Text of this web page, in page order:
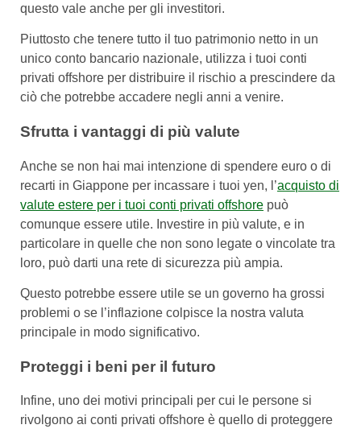
questo vale anche per gli investitori.
Piuttosto che tenere tutto il tuo patrimonio netto in un
unico conto bancario nazionale, utilizza i tuoi conti
privati offshore per distribuire il rischio a prescindere da
ciò che potrebbe accadere negli anni a venire.
Sfrutta i vantaggi di più valute
Anche se non hai mai intenzione di spendere euro o di
recarti in Giappone per incassare i tuoi yen, l’acquisto di
valute estere per i tuoi conti privati offshore può
comunque essere utile. Investire in più valute, e in
particolare in quelle che non sono legate o vincolate tra
loro, può darti una rete di sicurezza più ampia.
Questo potrebbe essere utile se un governo ha grossi
problemi o se l’inflazione colpisce la nostra valuta
principale in modo significativo.
Proteggi i beni per il futuro
Infine, uno dei motivi principali per cui le persone si
rivolgono ai conti privati offshore è quello di proteggere